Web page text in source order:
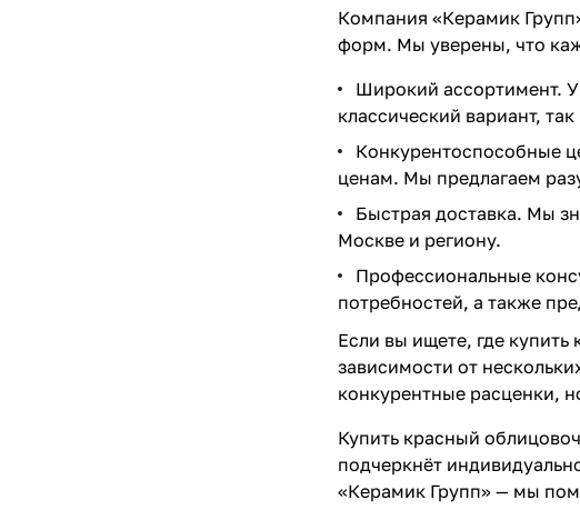
Компания «Керамик
форм. Мы уверены, что
Широкий ассортимент.
классический вариант,
Конкурентоспособные
ценам. Мы предлагаем
Быстрая доставка. Мы
Москве и региону.
Профессиональные
потребностей, а также
Если вы ищете, где
зависимости от
конкурентные расценки,
Купить красный
подчеркнёт
«Керамик Групп» — мы